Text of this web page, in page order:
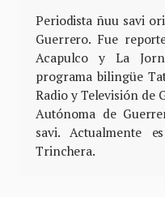
Periodista ñuu savi
Guerrero. Fue
Acapulco y La
programa bilingüe
Radio y Televisión de
Autónoma de
savi. Actualmente
Trinchera.